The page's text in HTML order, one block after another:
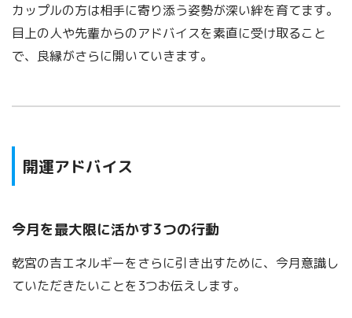
カップルの方は相手に寄り添う姿勢が深い絆を育てます。
目上の人や先輩からのアドバイスを素直に受け取ること
で、良縁がさらに開いていきます。
開運アドバイス
今月を最大限に活かす3つの行動
乾宮の吉エネルギーをさらに引き出すために、今月意識し
ていただきたいことを3つお伝えします。